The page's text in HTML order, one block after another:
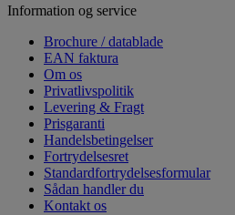
Information og service
Brochure / datablade
EAN faktura
Om os
Privatlivspolitik
Levering & Fragt
Prisgaranti
Handelsbetingelser
Fortrydelsesret
Standardfortrydelsesformular
Sådan handler du
Kontakt os